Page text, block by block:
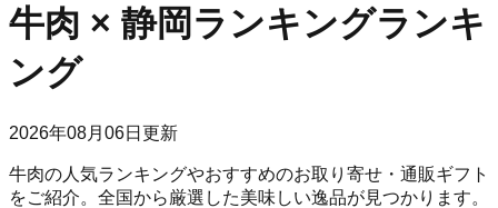
牛肉 × 静岡ランキングランキ
ング
2026年08月06日 更新
牛肉の人気ランキングやおすすめのお取り寄せ・通販ギフト
をご紹介。全国から厳選した美味しい逸品が見つかります。